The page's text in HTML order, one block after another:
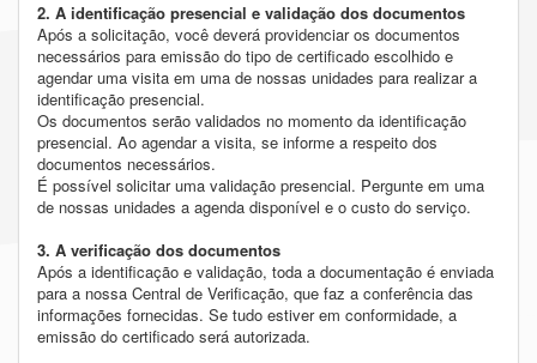
2. A identificação presencial e validação dos documentos
Após a solicitação, você deverá providenciar os documentos
necessários para emissão do tipo de certificado escolhido e
agendar uma visita em uma de nossas unidades para realizar a
identificação presencial.
Os documentos serão validados no momento da identificação
presencial. Ao agendar a visita, se informe a respeito dos
documentos necessários.
É possível solicitar uma validação presencial. Pergunte em uma
de nossas unidades a agenda disponível e o custo do serviço.
3. A verificação dos documentos
Após a identificação e validação, toda a documentação é enviada
para a nossa Central de Verificação, que faz a conferência das
informações fornecidas. Se tudo estiver em conformidade, a
emissão do certificado será autorizada.